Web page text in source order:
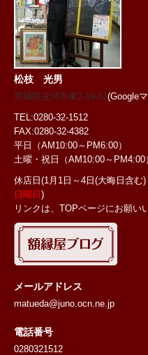
松枝 光男
茨城県古河市東2-19-31 (Google
TEL:0280-32-1512
FAX:0280-32-4382
平日（AM10:00～PM6:00）
土曜・祝日
（AM10:00～PM4:00
休店日(1月1日～4日(大晦日含む
日曜日 )
リンクは、TOPページにお願い
メールアドレス
matueda@juno.ocn.ne.jp
電話番号
0280321512